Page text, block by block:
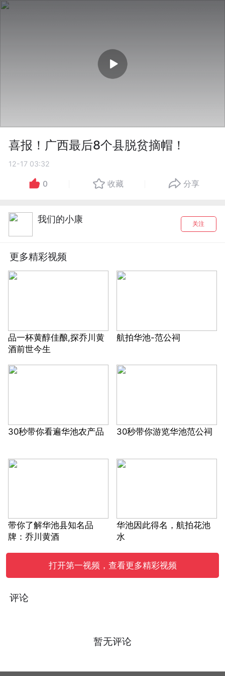
喜报！广西最后8个县脱贫摘帽！
12-17 03:32
0 收藏 分享
我们的小康 关注
更多精彩视频
品一杯黄醇佳酿,探乔川黄
酒前世今生
航拍华池-范公祠
30秒带你看遍华池农产品 30秒带你游览华池范公祠
带你了解华池县知名品
牌：乔川黄酒
华池因此得名，航拍花池
水
打开第一视频，查看更多精彩视频
评论
暂无评论